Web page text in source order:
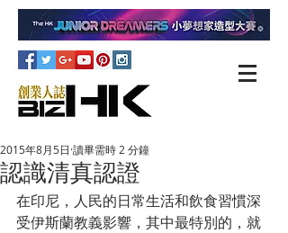
認識清真認證
2015年8月5日 讀畢需時 2 分鐘
在印尼，人民的日常生活和飲食習慣深
受伊斯蘭教義影響，其中最特別的，就